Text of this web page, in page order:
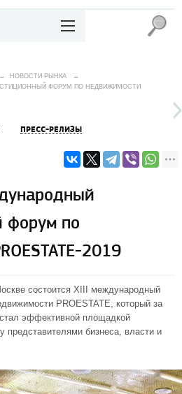
→ НОВОСТИ РЫНКА
→
ФОРУМ ПО НЕДВИЖИМОСТИ
ПРЕСС-РЕЛИЗЫ
форум по
2019
состоится XIII международный
PROESTATE, который за
эффективной площадкой
представителями бизнеса, власти и